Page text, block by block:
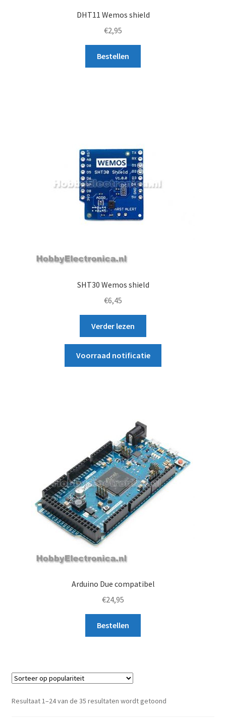
DHT11 Wemos shield
€2,95
Bestellen
SHT30 Wemos shield
€6,45
Verder lezen
Voorraad notificatie
Arduino Due compatibel
€24,95
Bestellen
Resultaat 1–24 van de 35 resultaten wordt getoondGesorteerd